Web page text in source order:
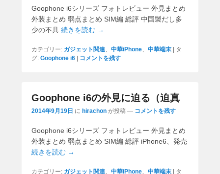
Goophone i6シリーズ フォトレビュー 外見まとめ
外装まとめ 弱点まとめ SIM編 総評 中国製だし多
少の不具 続きを読む →
カテゴリー: ガジェット関連、 中華iPhone、 中華端末 | タ
グ: Goophone i6 | コメントを残す
Goophone i6の外見に迫る（迫真
2014年9月19日 に hirachon が投稿 — コメントを残す
Goophone i6シリーズ フォトレビュー 外見まとめ
外装まとめ 弱点まとめ SIM編 総評 iPhone6、発売
続きを読む →
カテゴリー: ガジェット関連、 中華iPhone、 中華端末 | タ